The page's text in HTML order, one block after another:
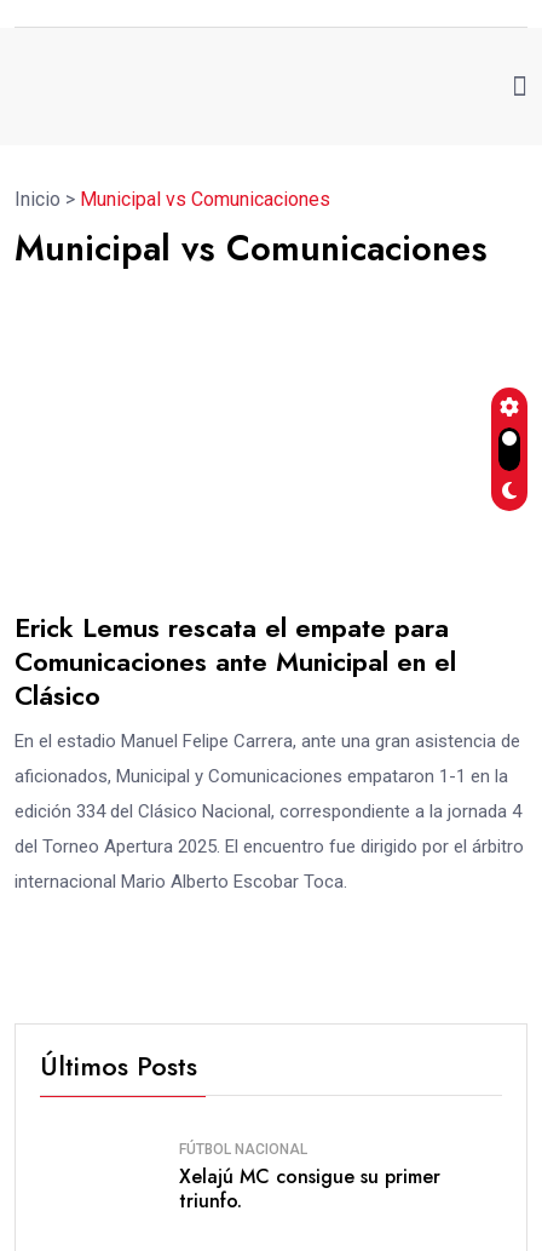
Inicio > Municipal vs Comunicaciones
Municipal vs Comunicaciones
Erick Lemus rescata el empate para
Comunicaciones ante Municipal en el
Clásico
En el estadio Manuel Felipe Carrera, ante una gran asistencia de
aficionados, Municipal y Comunicaciones empataron 1-1 en la
edición 334 del Clásico Nacional, correspondiente a la jornada 4
del Torneo Apertura 2025. El encuentro fue dirigido por el árbitro
internacional Mario Alberto Escobar Toca.
Últimos Posts
FÚTBOL NACIONAL
Xelajú MC consigue su primer
triunfo.